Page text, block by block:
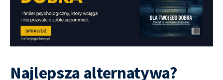
Najlepsza alternatywa?